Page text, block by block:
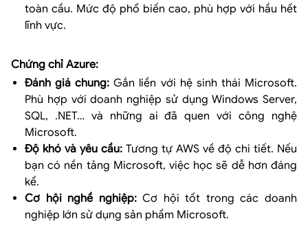
toàn cầu. Mức độ phổ biến cao, phù hợp với hầu hết
lĩnh vực.
Chứng chỉ Azure:
Đánh giá chung: Gắn liền với hệ sinh thái Microsoft.
Phù hợp với doanh nghiệp sử dụng Windows Server,
SQL, .NET… và những ai đã quen với công nghệ
Microsoft.
Độ khó và yêu cầu: Tương tự AWS về độ chi tiết. Nếu
bạn có nền tảng Microsoft, việc học sẽ dễ hơn đáng
kể.
Cơ hội nghề nghiệp:Cơ hội tốt trong các doanh
nghiệp lớn sử dụng sản phẩm Microsoft.